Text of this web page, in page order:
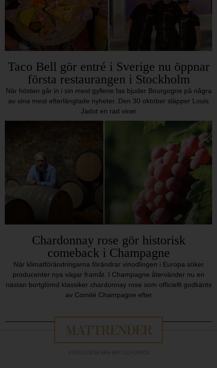
Taco Bell gör entré i Sverige nu öppnar
första restaurangen i Stockholm
När hösten går in i sin mest gyllene fas bjuder Bourgogne på några
av sina mest efterlängtade nyheter. Den 30 oktober släpper Louis
Jadot en rad viner
Chardonnay rose gör historisk
comeback i Champagne
När klimatförändringarna förändrar vinodlingen i Europa söker
producenter nya vägar framåt. I Champagne återvänder nu en
nästan bortglömd klassiker chardonnay rose som officiellt godkänts
av Comité Champagne efter
FÖR DIG SOM KAN MAT OCH DRYCK